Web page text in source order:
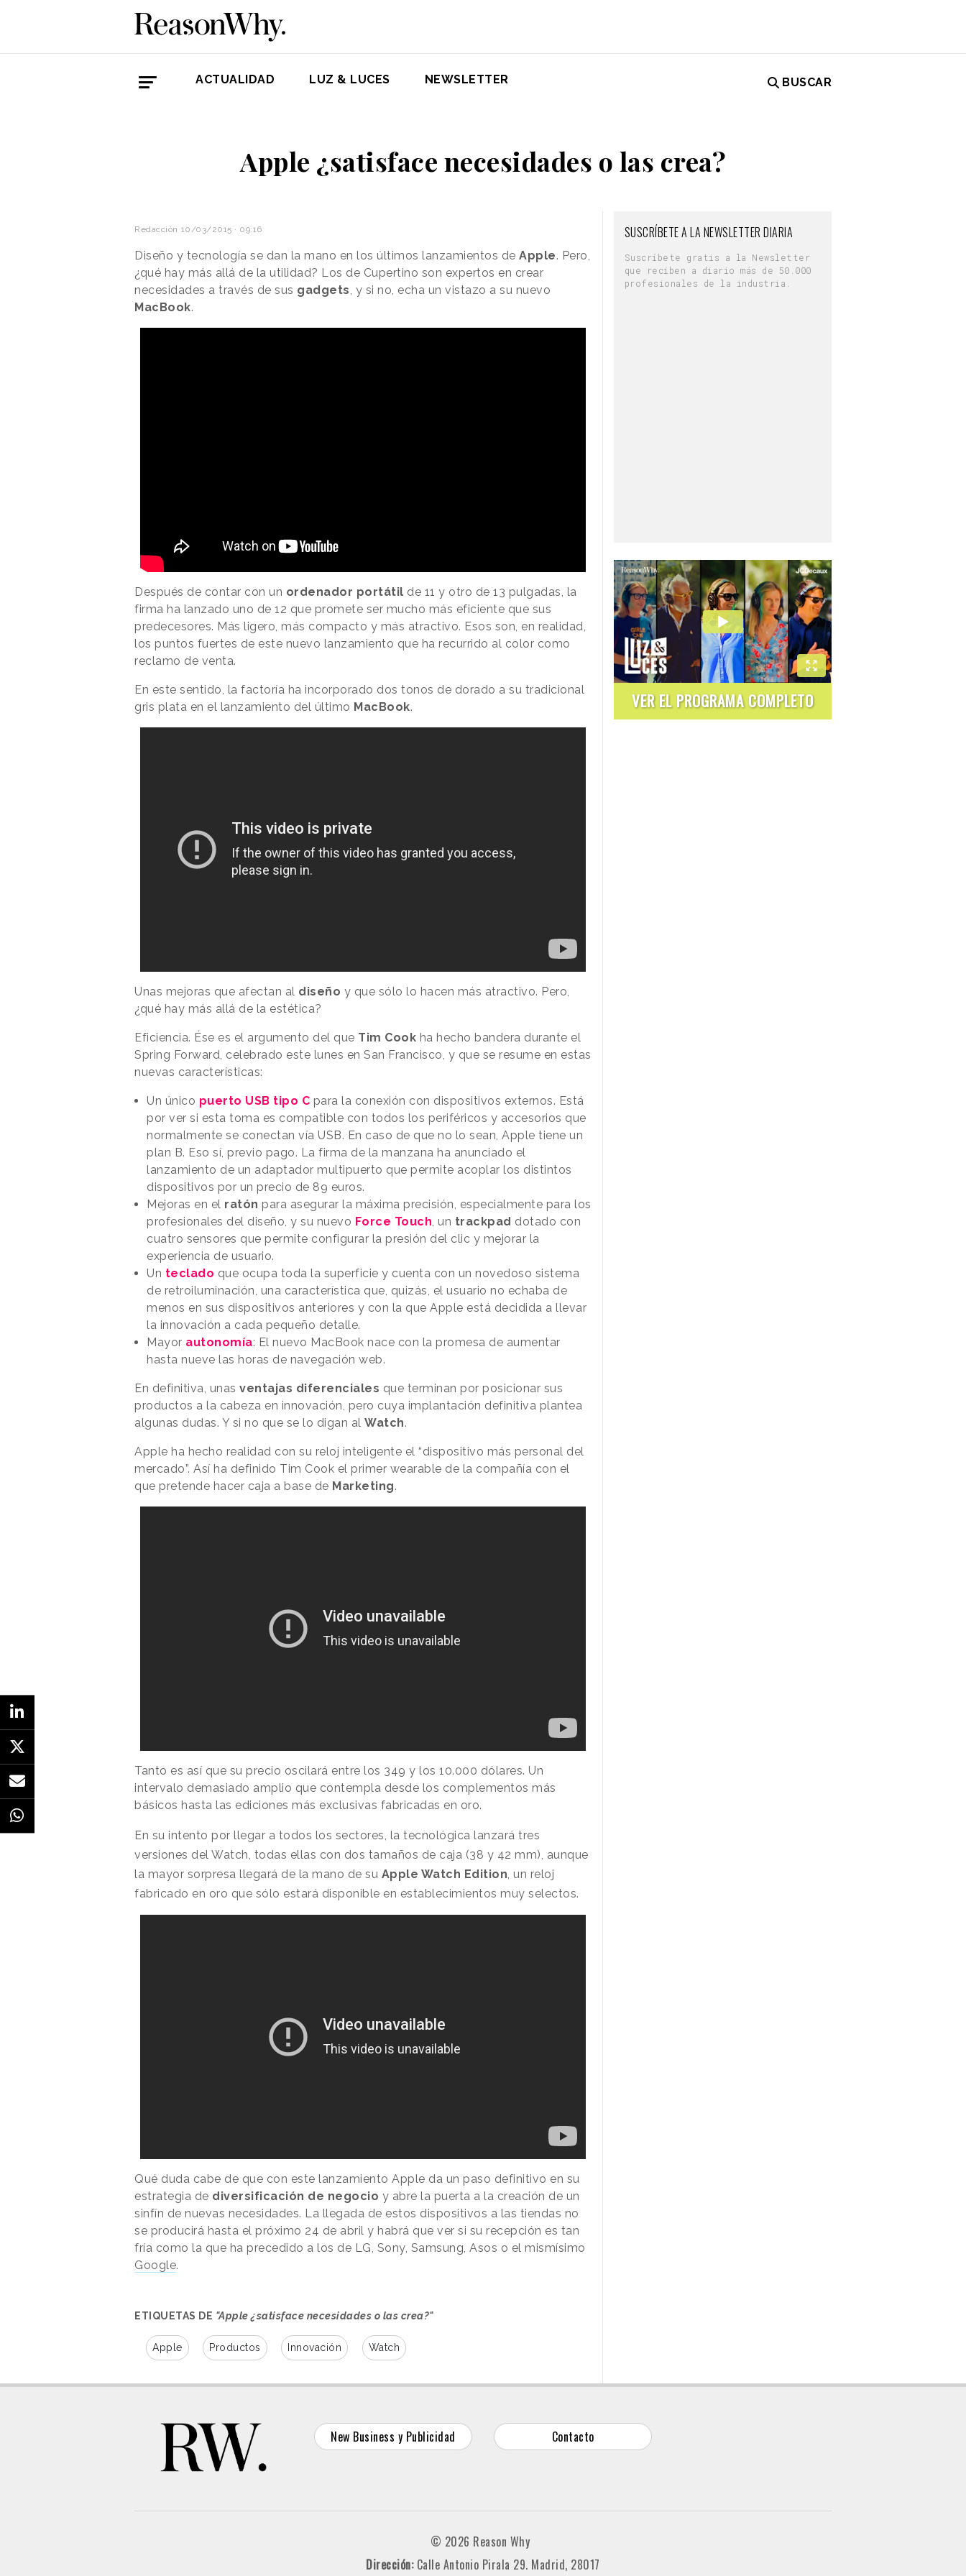
ACTUALIDAD LUZ & LUCES NEWSLETTER BUSCAR
Apple ¿satisface necesidades o las crea?
Redacción 10/03/2015 · 09:16
Diseño y tecnología se dan la mano en los últimos lanzamientos de Apple. Pero,
¿qué hay más allá de la utilidad? Los de Cupertino son expertos en crear
necesidades a través de sus gadgets , y si no, echa un vistazo a su nuevo
MacBook.
Después de contar con un ordenador portátil de 11 y otro de 13 pulgadas, la
firma ha lanzado uno de 12 que promete ser mucho más eficiente que sus
predecesores. Más ligero, más compacto y más atractivo. Esos son, en realidad,
los puntos fuertes de este nuevo lanzamiento que ha recurrido al color como
reclamo de venta.
En este sentido, la factoría ha incorporado dos tonos de dorado a su tradicional
gris plata en el lanzamiento del último MacBook.
Unas mejoras que afectan al diseño y que sólo lo hacen más atractivo. Pero,
¿qué hay más allá de la estética?
Eficiencia. Ése es el argumento del que Tim Cook ha hecho bandera durante el
Spring Forward, celebrado este lunes en San Francisco, y que se resume en estas
nuevas características:
Un único puerto USB tipo C para la conexión con dispositivos externos. Está
por ver si esta toma es compatible con todos los periféricos y accesorios que
normalmente se conectan vía USB. En caso de que no lo sean, Apple tiene un
plan B. Eso sí, previo pago. La firma de la manzana ha anunciado el
lanzamiento de un adaptador multipuerto que permite acoplar los distintos
dispositivos por un precio de 89 euros.
Mejoras en el ratón para asegurar la máxima precisión, especialmente para los
profesionales del diseño, y su nuevo Force Touch , un trackpad dotado con
cuatro sensores que permite configurar la presión del clic y mejorar la
experiencia de usuario.
Un teclado que ocupa toda la superficie y cuenta con un novedoso sistema
de retroiluminación, una característica que, quizás, el usuario no echaba de
menos en sus dispositivos anteriores y con la que Apple está decidida a llevar
la innovación a cada pequeño detalle.
Mayor autonomía: El nuevo MacBook nace con la promesa de aumentar
hasta nueve las horas de navegación web.
En definitiva, unas ventajas diferenciales que terminan por posicionar sus
productos a la cabeza en innovación, pero cuya implantación definitiva plantea
algunas dudas. Y si no que se lo digan al Watch.
Apple ha hecho realidad con su reloj inteligente el “dispositivo más personal del
mercado”. Así ha definido Tim Cook el primer wearable de la compañía con el
que pretende hacer caja a base de Marketing.
Tanto es así que su precio oscilará entre los 349 y los 10.000 dólares. Un
intervalo demasiado amplio que contempla desde los complementos más
básicos hasta las ediciones más exclusivas fabricadas en oro.
En su intento por llegar a todos los sectores, la tecnológica lanzará tres
versiones del Watch, todas ellas con dos tamaños de caja (38 y 42 mm), aunque
la mayor sorpresa llegará de la mano de su Apple Watch Edition , un reloj
fabricado en oro que sólo estará disponible en establecimientos muy selectos.
Qué duda cabe de que con este lanzamiento Apple da un paso definitivo en su
estrategia de diversificación de negocio y abre la puerta a la creación de un
sinfín de nuevas necesidades. La llegada de estos dispositivos a las tiendas no
se producirá hasta el próximo 24 de abril y habrá que ver si su recepción es tan
fría como la que ha precedido a los de LG, Sony, Samsung, Asos o el mismísimo
Google.
ETIQUETAS DE "Apple ¿satisface necesidades o las crea?"
Apple Productos Innovación Watch
SUSCRÍBETE A LA NEWSLETTER DIARIA
Suscríbete gratis a la Newsletter
que reciben a diario más de 50.000
profesionales de la industria.
VER EL PROGRAMA COMPLETO
New Business y Publicidad Contacto
© 2026 Reason Why
Dirección: Calle Antonio Pirala 29. Madrid, 28017